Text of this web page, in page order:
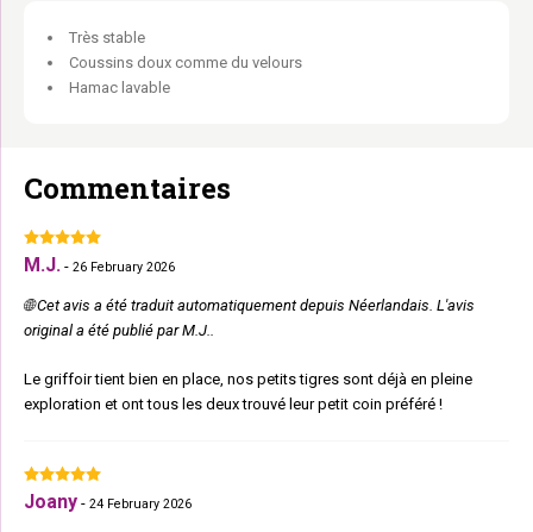
Très stable
Coussins doux comme du velours
Hamac lavable
Commentaires
M.J. - 26 February 2026
🌐 Cet avis a été traduit automatiquement depuis Néerlandais. L'avis
original a été publié par M.J..
Le griffoir tient bien en place, nos petits tigres sont déjà en pleine
exploration et ont tous les deux trouvé leur petit coin préféré !
Joany - 24 February 2026